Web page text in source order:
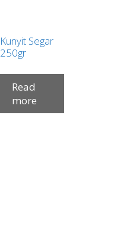
Kunyit Segar
250gr
Read
more